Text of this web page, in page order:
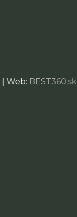
Web: BEST360.sk